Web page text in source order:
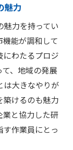
ェックポイ
成功の秘訣
待遇
書き方
せるポイン
ナーと態度
際の注意点
魅力
力を持ってい
能が調和して
にわたるプロジ
、地域の発展
は大きなやりが
築けるのも魅力
業と協力した研
作業員にとっ